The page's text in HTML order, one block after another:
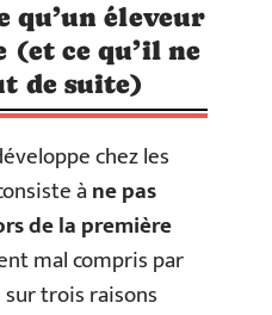
qu’un éleveur
(et ce qu’il ne
de suite)
chez les
àne pas
de la première
mal compris par
trois raisons